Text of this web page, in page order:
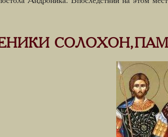
СОЛОХОН,